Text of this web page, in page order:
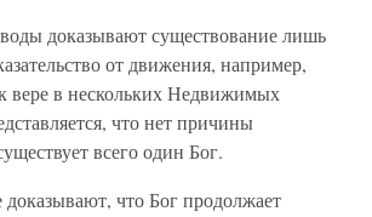
доказывают существование лишь
от движения, например,
вере в нескольких Недвижимых
что нет причины
всего один Бог.
что Бог продолжает